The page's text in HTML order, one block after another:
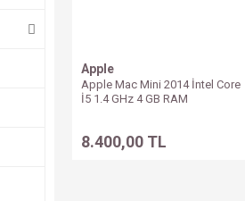
Apple
Apple Mac Mini 2014 İntel Core
İ5 1.4 GHz 4 GB RAM
8.400,00 TL